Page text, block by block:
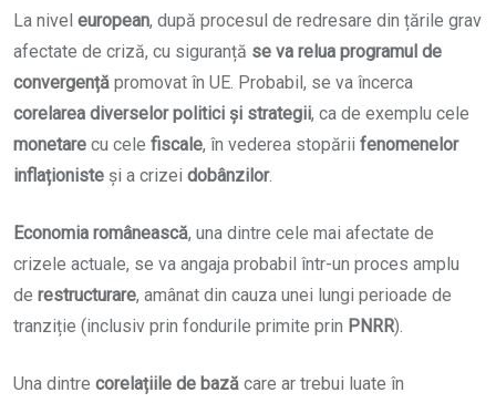
La nivel european, după procesul de redresare din țările grav
afectate de criză, cu siguranță se va relua programul de
convergență promovat în UE. Probabil, se va încerca
corelarea diverselor politici și strategii, ca de exemplu cele
monetare cu cele fiscale, în vederea stopării fenomenelor
inflaționiste și a crizei dobânzilor.
Economia românească, una dintre cele mai afectate de
crizele actuale, se va angaja probabil într-un proces amplu
de restructurare, amânat din cauza unei lungi perioade de
tranziție (inclusiv prin fondurile primite prin PNRR).
Una dintre corelațiile de bază care ar trebui luate în